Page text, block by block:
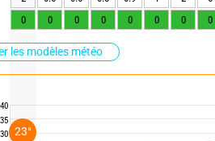
les modèles météo
40
35
30
0
0 0 0 0 0 0 0
23°